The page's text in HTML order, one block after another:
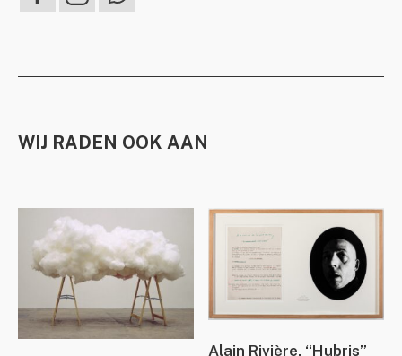
WIJ RADEN OOK AAN
Alain Rivière, “Hubris”